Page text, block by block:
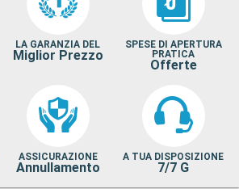
LA GARANZIA DEL
Miglior Prezzo
SPESE DI APERTURA
PRATICA
Offerte
ASSICURAZIONE
Annullamento
A TUA DISPOSIZIONE
7/7 G